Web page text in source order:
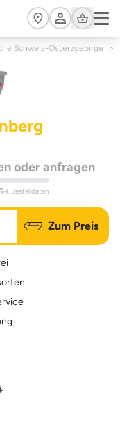
Cart
Schweiz-Osterzgebirge >
oder anfragen
4. Bestelldaten
Zum Preis